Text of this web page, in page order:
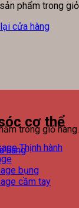
phẩm trong
cửa hàng
trong giỏ hàng.
hàng
cơ thể
bụng
cầm tay